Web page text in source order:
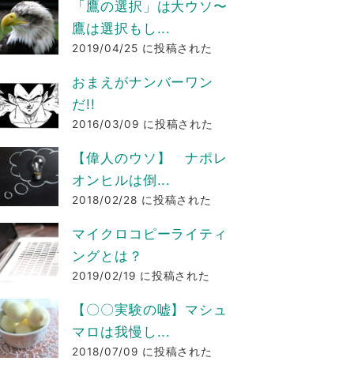
「鷹の選択」は大ウソ〜
鷹は選択もし...
2019/04/25 に投稿された
おまえがナンバーワン
だ!!
2016/03/09 に投稿された
【偉人のウソ】 ナポレ
オンヒルは倒...
2018/02/28 に投稿された
マイクロコピーライティ
ングとは？
2019/02/19 に投稿された
【〇〇実験の嘘】マシュ
マロは我慢し...
2018/07/09 に投稿された